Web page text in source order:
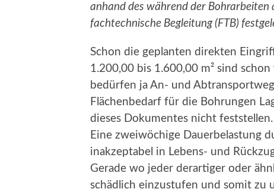
anhand des während der
fachtechnische Begleitung (FTB)
Schon die geplanten direkten
1.200,00 bis 1.600,00 m² sind
bedürfen ja An- und
Flächenbedarf für die Bohrungen
dieses Dokumentes nicht feststellen.
Eine zweiwöchige Dauerbelastung
inakzeptabel in Lebens- und
Gerade wo jeder derartiger oder
schädlich einzustufen und somit zu